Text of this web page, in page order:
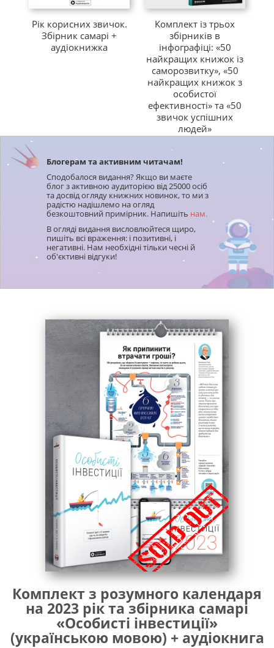
Візьміть на озброєння знання з 12 книжок-бестселерів,
які допоможуть вам обрати свій шлях у світі інвестицій:
Наполеона Гілла.
«Мій сусід — мільйонер»Томаса Стенлі та
«Достаток. Керуй грошима, щоб вони не
Радислава Гандапаса і Едварда
Дубинського
«Адаптивні ринки. Фінансова еволюція на
швидкості думки»Ендрю Ло.
«Усяк за себе, а хто програв — до дідька.
Історія фінансових спекуляцій»
Чанселлора.
«Як заробити на сміттєвих облігаціях»
Левіна.
«Мислити ставками. Як ухвалювати розумні
рішення з багатьма невідомими»
Енні Дюк.
«Керівництво для мудрого інвестора.
Гарантований спосіб отримати прибуток на
свободи»Тоні Роббінса і Пітера Маллука.
«Найбагатший чоловік у Вавилоні»Джорджа
Клейсона.
«Розумний інвестор. Стратегія вартісного
інвестування»Бенджаміна Ґрема і Джейсона
«Думай як мільйонер. 17 уроків достатку для
тих, хто готовий розбагатіти»Т. Гарва Екера.
Комплект «Особисті інвестиції» — це потужний
інструмент, що дозволяє зробити упевнений крок
на шляху фінансової грамотності!
Рік корисних звичок.
Збірник самарі +
аудіокнижка
Комплект із трьох
збірників в
інфографіці: «50
найкращих книжок із
саморозвитку», «50
найкращих книжок з
особистої
ефективності» та «50
звичок успішних
людей»
Блогерам та активним читачам!
Сподобалося видання? Якщо ви маєте
блог з активною аудиторією від 25000 осіб
та досвід огляду книжних новинок, то ми з
радістю надішлемо на огляд
безкоштовний примірник. Напишіть нам.
В огляді видання висловлюйтеся щиро,
пишіть всі враження: і позитивні, і
негативні. Нам необхідні тільки чесні й
об'єктивні відгуки!
Комплект з розумного календаря
на 2023 рік та збірника самарі
«Особисті інвестиції»
(українською мовою) + аудіокнига